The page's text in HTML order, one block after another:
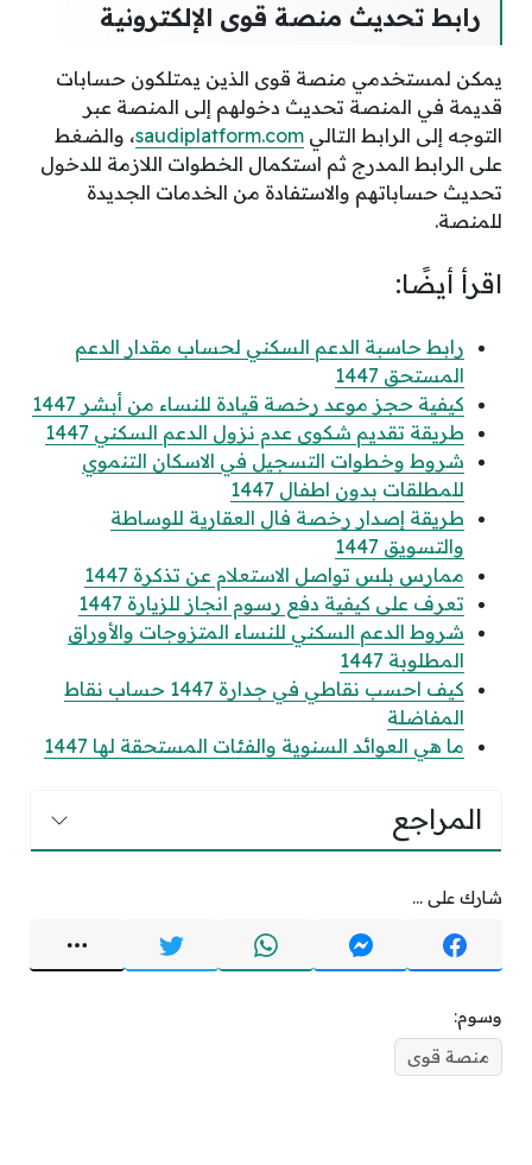
رابط تحديث منصة قوى الإلكترونية
يمكن لمستخدمي منصة قوى الذين يمتلكون حسابات
قديمة في المنصة تحديث دخولهم إلى المنصة عبر
التوجه إلى الرابط التالي saudiplatform.com، والضغط
على الرابط المدرج ثم استكمال الخطوات اللازمة للدخول
تحديث حساباتهم والاستفادة من الخدمات الجديدة
للمنصة.
اقرأ أيضًا:
رابط حاسبة الدعم السكني لحساب مقدار الدعم
المستحق 1447
كيفية حجز موعد رخصة قيادة للنساء من أبشر 1447
طريقة تقديم شكوى عدم نزول الدعم السكني 1447
شروط وخطوات التسجيل في الاسكان التنموي
للمطلقات بدون اطفال 1447
طريقة إصدار رخصة فال العقارية للوساطة
والتسويق 1447
ممارس بلس تواصل الاستعلام عن تذكرة 1447
تعرف على كيفية دفع رسوم انجاز للزيارة 1447
شروط الدعم السكني للنساء المتزوجات والأوراق
المطلوبة 1447
كيف احسب نقاطي في جدارة 1447 حساب نقاط
المفاضلة
ما هي العوائد السنوية والفئات المستحقة لها 1447
المراجع
شارك على ...
وسوم:
منصة قوى